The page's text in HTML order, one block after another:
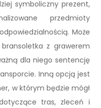
symboliczny prezent,
przedmioty
Może
z grawerem
dla niego sentencję
Inną opcją jest
w którym będzie mógł
tras, zleceń i